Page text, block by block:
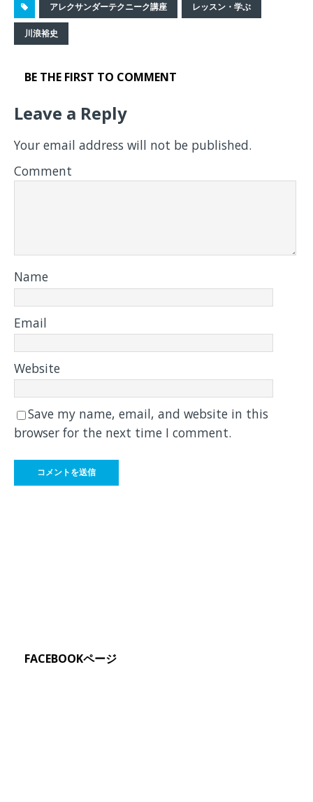
アレクサンダーテクニーク講座 レッスン・学ぶ
川浪裕史
BE THE FIRST TO COMMENT
Leave a Reply
Your email address will not be published.
Comment
Name
Email
Website
Save my name, email, and website in this
browser for the next time I comment.
FACEBOOKページ